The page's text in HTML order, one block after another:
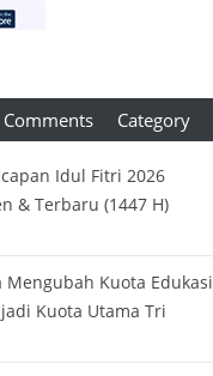
Comments Category
Idul Fitri 2026
& Terbaru (1447 H)
Mengubah Kuota Edukasi
Kuota Utama Tri